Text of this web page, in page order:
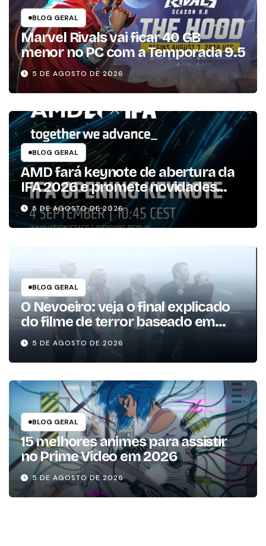
BLOG GERAL
Marvel Rivals vai ficar 40 GB
menor no PC com a Temporada 9.5
5 DE AGOSTO DE 2026
BLOG GERAL
AMD fará keynote de abertura da
IFA 2026 e promete novidades
para os consumidores
5 DE AGOSTO DE 2026
BLOG GERAL
O Nevoeiro: veja o final explicado
do filme de terror baseado em
Stephen King
5 DE AGOSTO DE 2026
BLOG GERAL
15 melhores animes para assistir
no Prime Video em 2026
5 DE AGOSTO DE 2026